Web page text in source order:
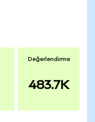
Değerlendirme
483.7K